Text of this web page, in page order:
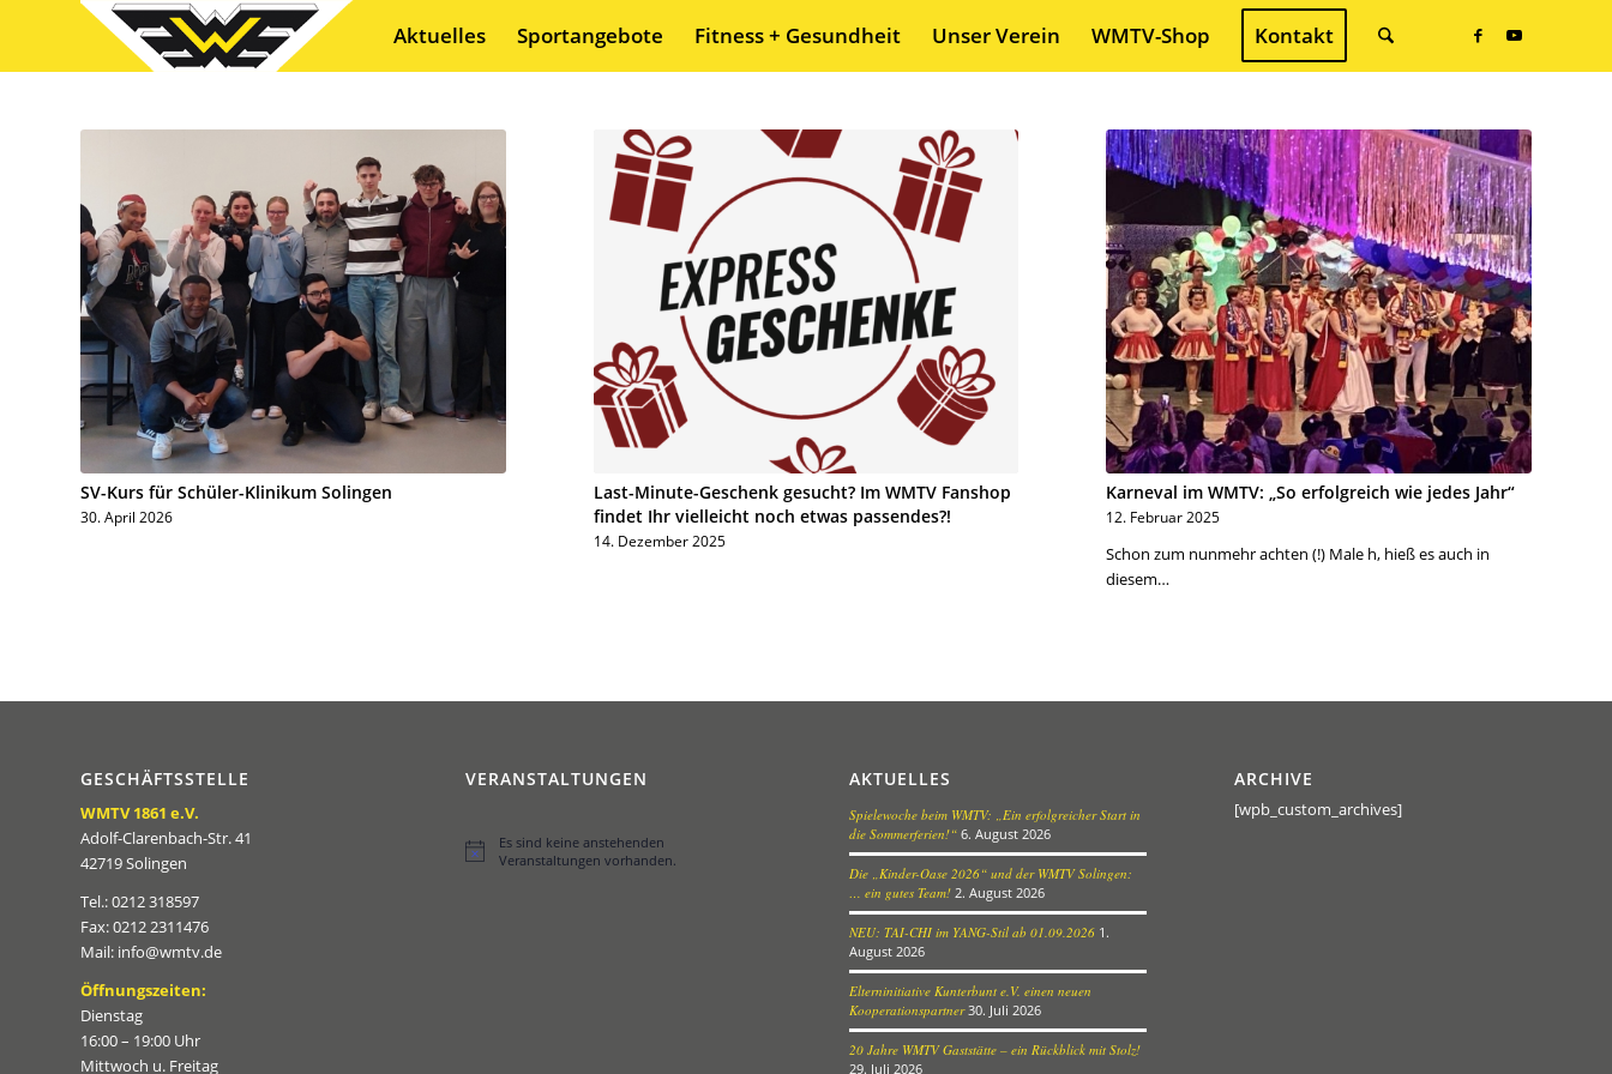
Aktuelles Sportangebote Fitness + Gesundheit Unser Verein WMTV-Shop Kontakt
SV-Kurs für Schüler-Klinikum Solingen
30. April 2026
Last-Minute-Geschenk gesucht? Im WMTV Fanshop
findet Ihr vielleicht noch etwas passendes?!
14. Dezember 2025
Karneval im WMTV: „So erfolgreich wie jedes Jahr“
12. Februar 2025
Schon zum nunmehr achten (!) Male h, hieß es auch in
diesem…
GESCHÄFTSSTELLE
WMTV 1861 e.V.
Adolf-Clarenbach-Str. 41
42719 Solingen
Tel.: 0212 318597
Fax: 0212 2311476
Mail: info@wmtv.de
Öffnungszeiten:
Dienstag
16:00 – 19:00 Uhr
Mittwoch u. Freitag
VERANSTALTUNGEN
Hinweis
Es sind keine anstehenden
Veranstaltungen vorhanden.
AKTUELLES
Spielewoche beim WMTV: „Ein erfolgreicher Start in
die Sommerferien!“ 6. August 2026
Die „Kinder-Oase 2026“ und der WMTV Solingen:
… ein gutes Team! 2. August 2026
NEU: TAI-CHI im YANG-Stil ab 01.09.2026 1.
August 2026
Elterninitiative Kunterbunt e.V. einen neuen
Kooperationspartner 30. Juli 2026
20 Jahre WMTV Gaststätte – ein Rückblick mit Stolz!
29. Juli 2026
ARCHIVE
[wpb_custom_archives]